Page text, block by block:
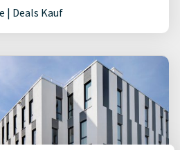
| Deals Kauf